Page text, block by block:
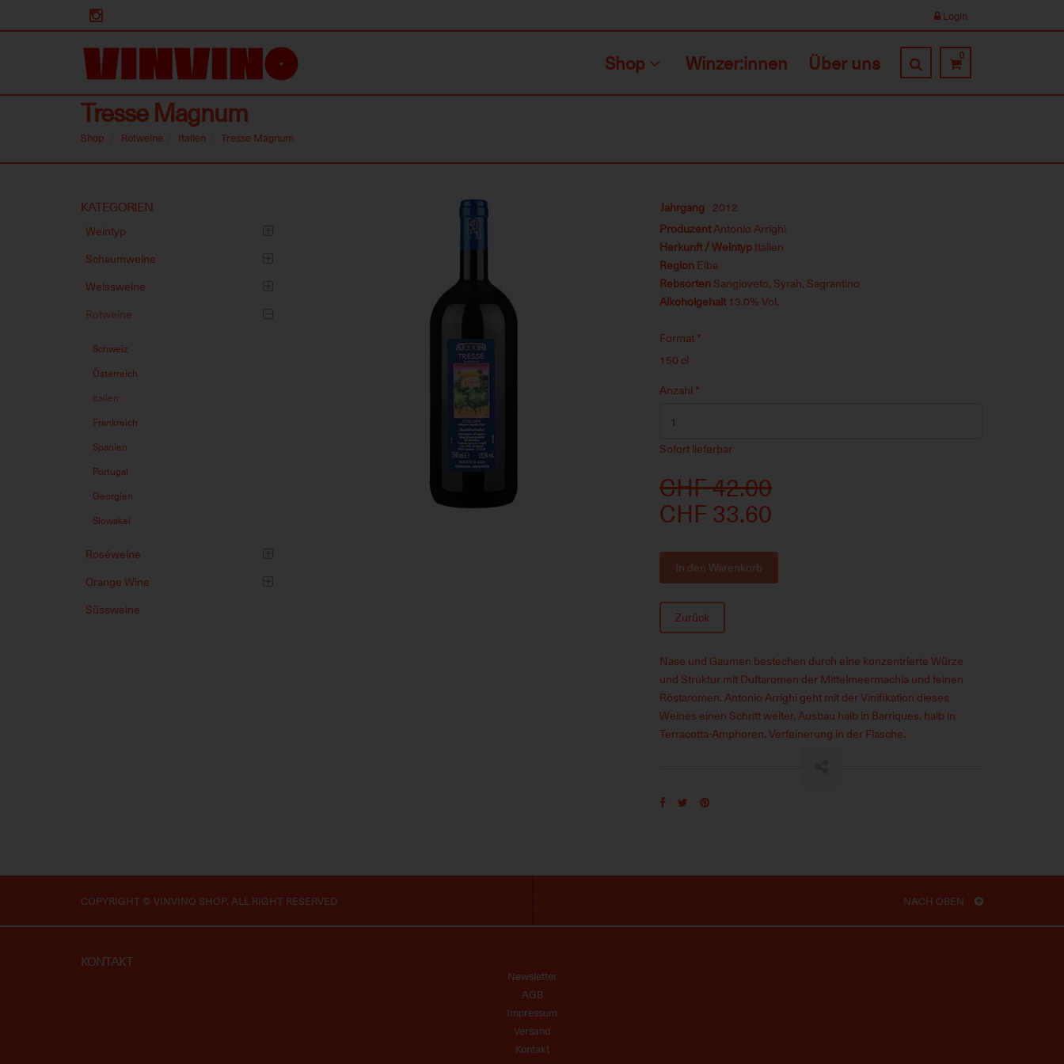
Login
Shop Winzer:innen Über uns 0
Tresse Magnum
Shop Rotweine Italien Tresse Magnum
KATEGORIEN
Weintyp
Schaumweine
Weissweine
Rotweine
Schweiz
Österreich
Italien
Frankreich
Spanien
Portugal
Georgien
Slowakei
Roséweine
Orange Wine
Süssweine
Jahrgang 2012
ProduzentAntonio Arrighi
Herkunft / WeintypItalien
RegionElba
RebsortenSangioveto, Syrah, Sagrantino
Alkoholgehalt13.0% Vol.
Format*
150 cl
Anzahl *
Sofort lieferbar
CHF 42.00
CHF 33.60
In den Warenkorb
Zurück
Nase und Gaumen bestechen durch eine konzentrierte Würze
und Struktur mit Duftaromen der Mittelmeermachia und feinen
Röstaromen. Antonio Arrighi geht mit der Vinifikation dieses
Weines einen Schritt weiter, Ausbau halb in Barriques, halb in
Terracotta-Amphoren. Verfeinerung in der Flasche.
COPYRIGHT © VINVINO SHOP. ALL RIGHT RESERVED NACH OBEN
KONTAKT
Newsletter
AGB
Impressum
Versand
Kontakt